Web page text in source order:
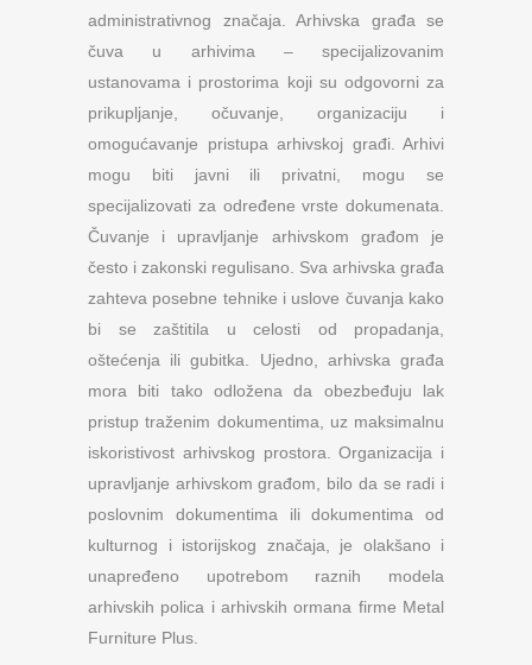
administrativnog značaja. Arhivska građa se
čuva u arhivima – specijalizovanim
ustanovama i prostorima koji su odgovorni za
prikupljanje, očuvanje, organizaciju i
omogućavanje pristupa arhivskoj građi. Arhivi
mogu biti javni ili privatni, mogu se
specijalizovati za određene vrste dokumenata.
Čuvanje i upravljanje arhivskom građom je
često i zakonski regulisano. Sva arhivska građa
zahteva posebne tehnike i uslove čuvanja kako
bi se zaštitila u celosti od propadanja,
oštećenja ili gubitka. Ujedno, arhivska građa
mora biti tako odložena da obezbeđuju lak
pristup traženim dokumentima, uz maksimalnu
iskoristivost arhivskog prostora. Organizacija i
upravljanje arhivskom građom, bilo da se radi i
poslovnim dokumentima ili dokumentima od
kulturnog i istorijskog značaja, je olakšano i
unapređeno upotrebom raznih modela
arhivskih polica i arhivskih ormana firme Metal
Furniture Plus.